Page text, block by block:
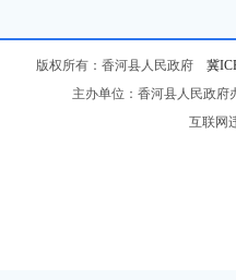
版权所有：香河县人民政府 冀
主办单位：香河县人民政
互联网